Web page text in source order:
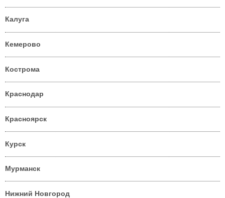
Калуга
Кемерово
Кострома
Краснодар
Красноярск
Курск
Мурманск
Нижний Новгород